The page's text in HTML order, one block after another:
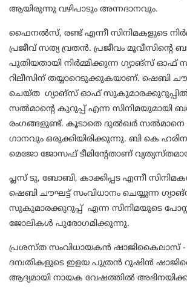
ആയിരുന്നു വഴിപാടും അന്നദാനവും.
ഫൈനൽസ്, രണ്ട് എന്നീ സിനിമകളുടെ
പ്രജീവ് സത്യ വ്രതൻ. പ്രജീവം മൂവീസിന്റെ
പുതിയതായി നിർമ്മിക്കുന്ന ഗ്യാങ്സ്
റിലീസിന് തയ്യാറെടുക്കുകയാണ്. ഷെബി
ചെയ്ത ഗ്യാങ്സ് ഓഫ്
സൽമാന്റെ കുറുപ്പ് എന്ന സിനിമയുമായി
രംഗങ്ങളുണ്ട്. കൂടാതെ ദുൽഖർ സൽമാനെ
ഗാനവും ഒരുക്കിയിരിക്കുന്നു. ബി കെ
മെജോ ജോസഫ് ടീമിന്റേതാണ്
പ്ലസ് ടു, ബോബി, കാക്കിപ്പട എന്നീ
ഷെബി ചൗഘട്ട് സംവിധാനം ചെയ്യുന്ന
സുകുമാരക്കുറുപ്പ് എന്ന സിനിമയുടെ
ജോലികൾ പുരോഗമിക്കുന്നു.
പ്രശസ്ത സംവിധായകൻ ഷാജികൈലാസ്
ദമ്പതികളുടെ ഇളയ പുത്രൻ റുഷിൻ
ആദ്യമായി നായക വേഷത്തിൽ